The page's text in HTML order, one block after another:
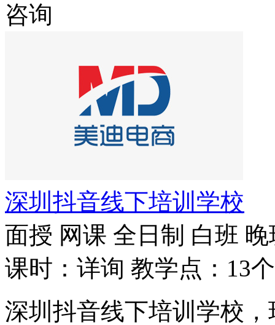
咨询
深圳抖音线下培训学校
面授 网课 全日制 白班 晚
课时：详询 教学点：13个
深圳抖音线下培训学校